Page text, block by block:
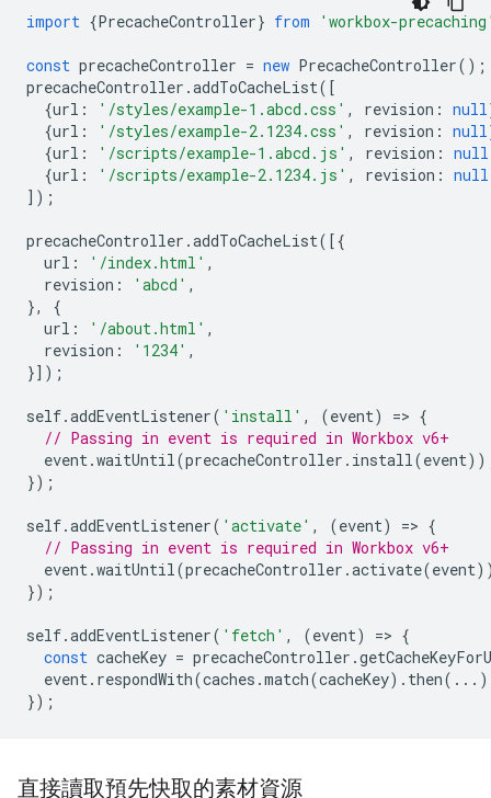
import {PrecacheController} from 'workbox-
const precacheController = new PrecacheController();
precacheController .addToCacheList([
{url : '/styles/example-1.abcd.css' , revision : null
{url : '/styles/example-2.1234.css' , revision : null
{url : '/scripts/example-1.abcd.js' , revision : null
{url : '/scripts/example-2.1234.js' , revision : null
]);
precacheController .addToCacheList([{
url : '/index.html' ,
revision : 'abcd' ,
},
{
url : '/about.html' ,
revision : '1234' ,
}]);
self.addEventListener( 'install' , (event) => {
// Passing in event is required in Workbox v6+
event.waitUntil(precacheController . install(event
});
self.addEventListener( 'activate' , (event) => {
// Passing in event is required in Workbox v6+
event.waitUntil(precacheController .activate(event
});
self.addEventListener( 'fetch' , (event) => {
const cacheKey = precacheController .
event. respondWith(caches .match(cacheKey). then
});
直接讀取預先快取的素材資源